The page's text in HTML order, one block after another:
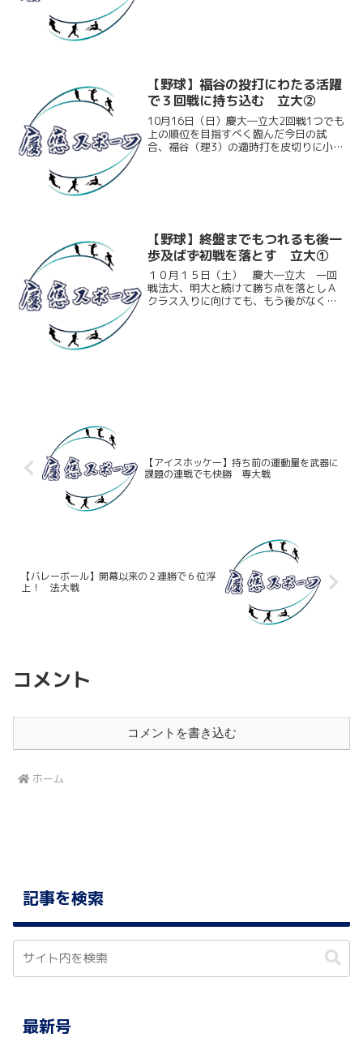
【野球】福谷の投打にわたる活躍
で３回戦に持ち込む 立大②
10月16日（日）慶大―立大2回戦1つでも
上の順位を目指すべく臨んだ今日の試
合、福谷（理3）の適時打を皮切りに小刻
【野球】終盤までもつれるも後一
歩及ばず初戦を落とす 立大①
１０月１５日（土） 慶大―立大 一回
戦法大、明大と続けて勝ち点を落としＡ
クラス入りに向けても、もう後がなくな
【アイスホッケー】持ち前の運動量を武器に
課題の連戦でも快勝 専大戦
【バレーボール】開幕以来の２連勝で６位浮
上！ 法大戦
コメント
コメントを書き込む
ホーム
記事を検索
最新号